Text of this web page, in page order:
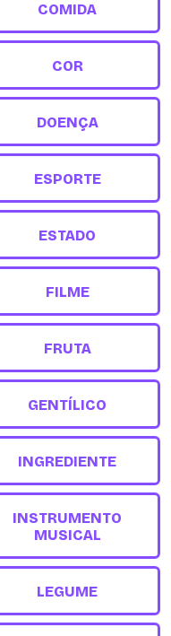
COMIDA
COR
DOENÇA
ESPORTE
ESTADO
FILME
FRUTA
GENTÍLICO
INGREDIENTE
INSTRUMENTO
MUSICAL
LEGUME